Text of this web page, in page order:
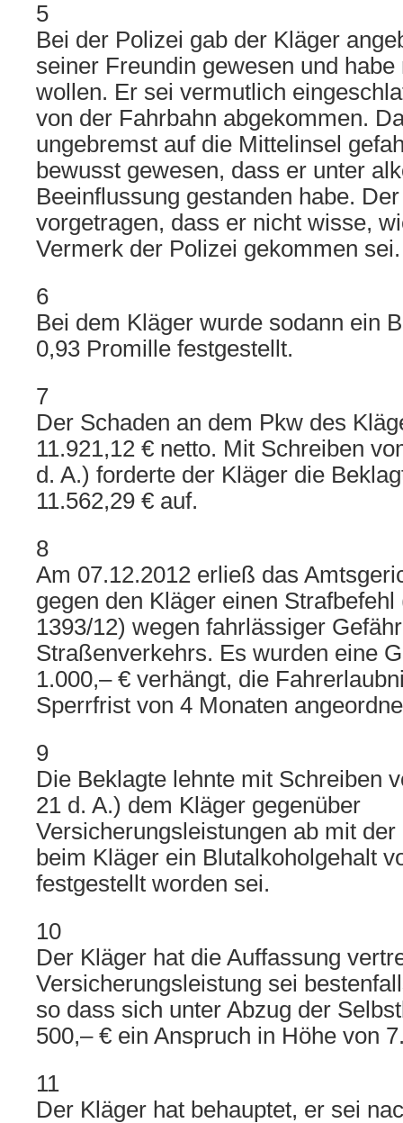
5
Bei der Polizei gab der Kläger
seiner Freundin gewesen und
wollen. Er sei vermutlich
von der Fahrbahn abgekommen.
ungebremst auf die Mittelinsel
bewusst gewesen, dass er unter
Beeinflussung gestanden habe.
vorgetragen, dass er nicht wisse,
Vermerk der Polizei gekommen sei.
6
Bei dem Kläger wurde sodann ein
0,93 Promille festgestellt.
7
Der Schaden an dem Pkw des
11.921,12 € netto. Mit Schreiben
d. A.) forderte der Kläger die
11.562,29 € auf.
8
Am 07.12.2012 erließ das
gegen den Kläger einen
1393/12) wegen fahrlässiger
Straßenverkehrs. Es wurden eine
1.000,– € verhängt, die
Sperrfrist von 4 Monaten
9
Die Beklagte lehnte mit Schreiben
21 d. A.) dem Kläger gegenüber
Versicherungsleistungen ab mit
beim Kläger ein Blutalkoholgehalt
festgestellt worden sei.
10
Der Kläger hat die Auffassung
Versicherungsleistung sei
so dass sich unter Abzug der
500,– € ein Anspruch in Höhe von
11
Der Kläger hat behauptet, er sei